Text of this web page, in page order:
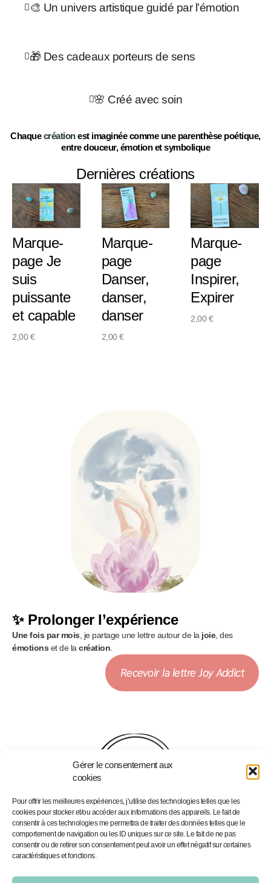
Gérer le consentement aux
cookies
Pour offrir les meilleures expériences, j’utilise des technologies telles que les
cookies pour stocker et/ou accéder aux informations des appareils. Le fait de
consentir à ces technologies me permettra de traiter des données telles que le
comportement de navigation ou les ID uniques sur ce site. Le fait de ne pas
consentir ou de retirer son consentement peut avoir un effet négatif sur certaines
caractéristiques et fonctions.
🎨 Un univers artistique guidé par l’émotion
🎁 Des cadeaux porteurs de sens
🌸 Créé avec soin
Chaque création est imaginée comme une parenthèse poétique,
entre douceur, émotion et symbolique
Dernières créations
Marque-
page Je
suis
puissante
et capable
2,00€
Marque-
page
Danser,
danser,
danser
2,00€
Marque-
page
Inspirer,
Expirer
2,00€
✨ Prolonger l’expérience
Une fois par mois , je partage une lettre autour de la joie, des
émotions et de la création
Recevoir la lettre Joy Addict
Accueil
Services
Podcast - Joy Addict
Illustrations personnalisées